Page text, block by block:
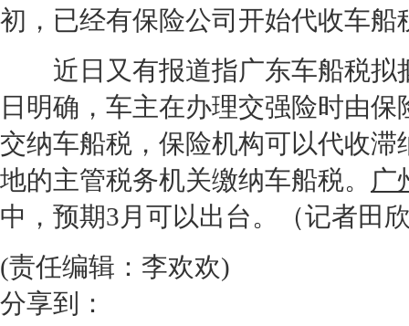
初，已经有保险公司开始代收车船
近日又有报道指广东车船税拟
日明确，车主在办理交强险时由
交纳车船税，保险机构可以代收
地的主管税务机关缴纳车船税。 广
中，预期3月可以出台。（记者田
(责任编辑：李欢欢)
分享到：